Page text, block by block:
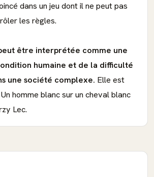
dans un jeu dont il ne peut pas
les règles.
être interprétée comme une
humaine et de la difficulté
une société complexe. Elle est
homme blanc sur un cheval blanc
Lec.